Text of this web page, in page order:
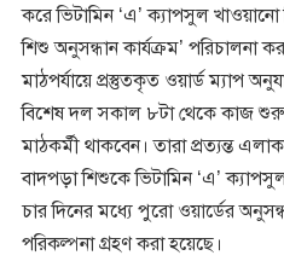
করে ভিটামিন ‘এ’ ক্যাপসুল খাওয়ানো
শিশু অনুসন্ধান কার্যক্রম’ পরিচালনা
মাঠপর্যায়ে প্রস্তুতকৃত ওয়ার্ড ম্যাপ
বিশেষ দল সকাল ৮টা থেকে কাজ
মাঠকর্মী থাকবেন। তারা প্রত্যন্ত
বাদপড়া শিশুকে ভিটামিন ‘এ’
চার দিনের মধ্যে পুরো ওয়ার্ডের
পরিকল্পনা গ্রহণ করা হয়েছে।